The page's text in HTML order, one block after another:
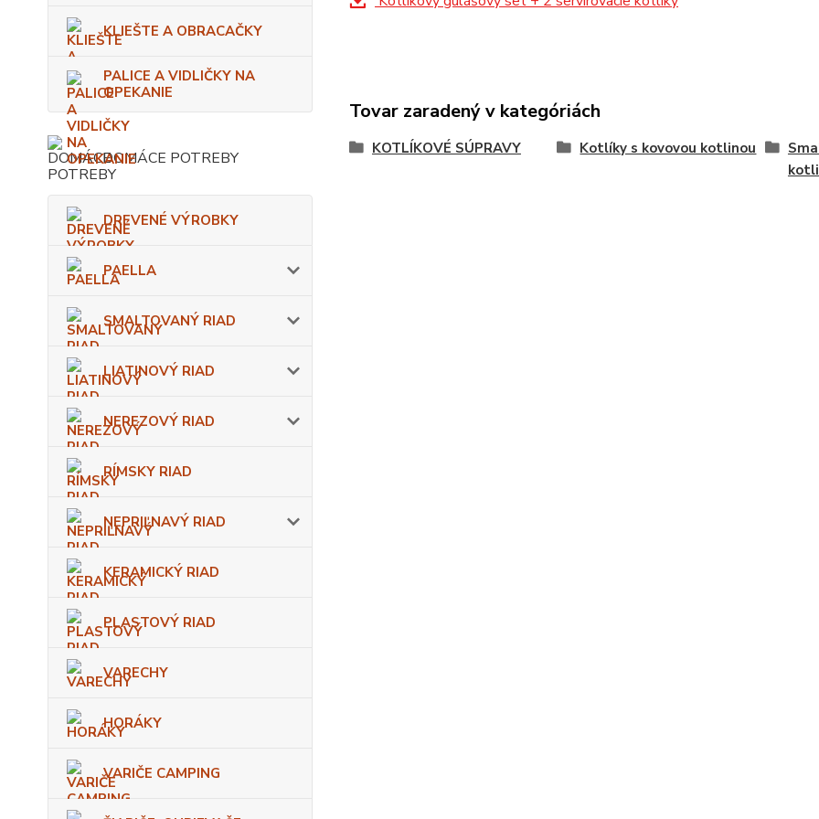
KLIEŠTE A OBRACAČKY
PALICE A VIDLIČKY NA
OPEKANIE
DOMÁCE POTREBY
DREVENÉ VÝROBKY
PAELLA
SMALTOVANÝ RIAD
LIATINOVÝ RIAD
NEREZOVÝ RIAD
RÍMSKY RIAD
NEPRIĽNAVÝ RIAD
KERAMICKÝ RIAD
PLASTOVÝ RIAD
VARECHY
HORÁKY
VARIČE CAMPING
Tovar zaradený v kategóriách
KOTLÍKOVÉ SÚPRAVY Kotlíky s kovovou kotlinou